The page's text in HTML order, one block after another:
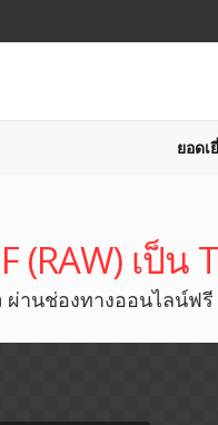
ยอดเ
(RAW) เป็น
ผ่านช่องทางออนไลน์ฟรี